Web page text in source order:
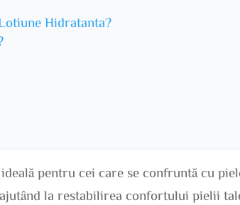
Hidratanta?
pentru cei care se confruntă cu
la restabilirea confortului pielii